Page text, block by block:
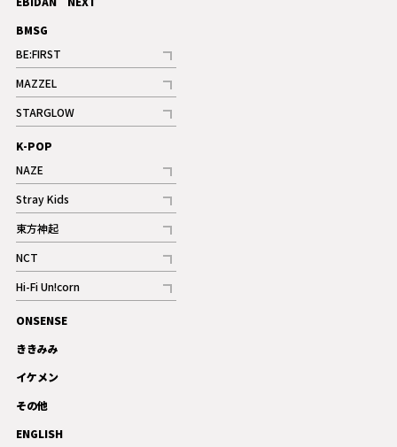
BMSG
BE:FIRST
記事
ギャラリー
MAZZEL
記事
ギャラリー
STARGLOW
記事
K-POP
NAZE
記事
Stray Kids
記事
東方神起
記事
NCT
記事
Hi-Fi Un!corn
記事
ギャラリー
ONSENSE
ききみみ
イケメン
その他
ENGLISH